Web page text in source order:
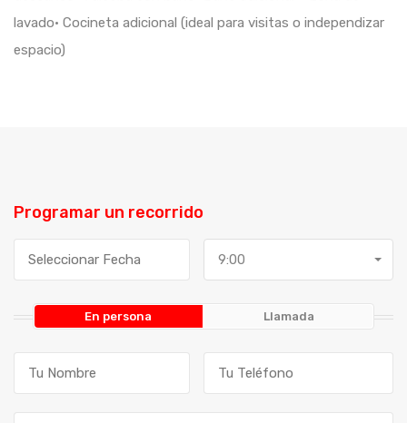
lavado• Cocineta adicional (ideal para visitas o independizar
espacio)
Programar un recorrido
9:00
En persona Llamada